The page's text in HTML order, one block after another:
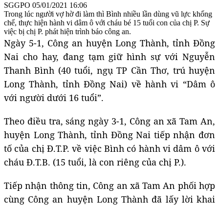
SGGPO 05/01/2021 16:06
Trong lúc người vợ hờ đi làm thì Bình nhiều lần dùng vũ lực khống
chế, thực hiện hành vi dâm ô với cháu bé 15 tuổi con của chị P. Sự
việc bị chị P. phát hiện trình báo công an.
Ngày 5-1, Công an huyện Long Thành, tỉnh Đồng
Nai cho hay, đang tạm giữ hình sự với Nguyễn
Thanh Bình (40 tuổi, ngụ TP Cần Thơ, trú huyện
Long Thành, tỉnh Đồng Nai) về hành vi “Dâm ô
với người dưới 16 tuổi”.
Theo điều tra, sáng ngày 3-1, Công an xã Tam An,
huyện Long Thành, tỉnh Đồng Nai tiếp nhận đơn
tố của chị Đ.T.P. về việc Bình có hành vi dâm ô với
cháu Đ.T.B. (15 tuổi, là con riêng của chị P.).
Tiếp nhận thông tin, Công an xã Tam An phối hợp
cùng Công an huyện Long Thành đã lấy lời khai